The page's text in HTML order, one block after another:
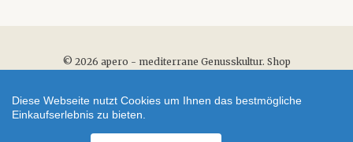
© 2026 apero - mediterrane Genusskultur. Shop
Diese Webseite nutzt Cookies um Ihnen das bestmögliche
Einkaufserlebnis zu bieten.